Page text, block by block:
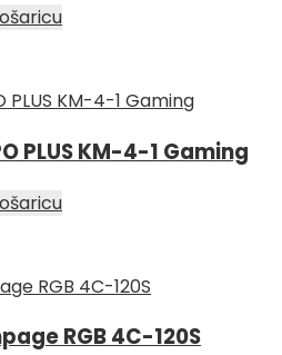
PLUS KM-4-1 Gaming
RGB 4C-120S